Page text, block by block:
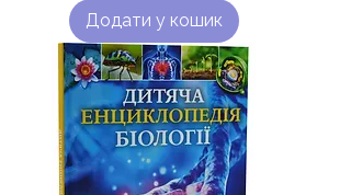
Додати у кошик